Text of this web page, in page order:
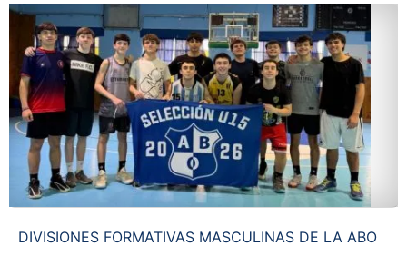
DIVISIONES FORMATIVAS MASCULINAS DE LA ABO